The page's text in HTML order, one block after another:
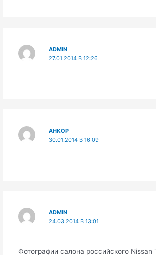
ADMIN
27.01.2014 В 12:26
АНКОР
30.01.2014 В 16:09
ADMIN
24.03.2014 В 13:01
Фотографии салона российского Nissan